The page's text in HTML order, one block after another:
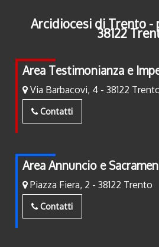
Arcidiocesi di Trento -
38122
Area Testimonianza e
Via Barbacovi, 4 - 38122
Contatti
Area Annuncio e
Piazza Fiera, 2 - 38122 Trento
Contatti